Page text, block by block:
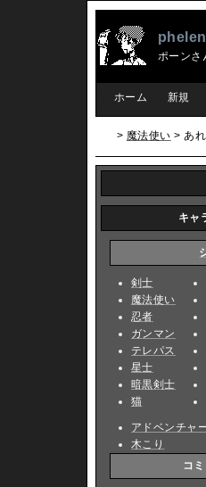
ポーンさ
ホーム 新規
> 魔法使い > あ
キャ
剣士
魔法使い
忍者
ガンマン
テレパス
星士
暗黒剣士
猫
アドベンチャ
木こり
コ